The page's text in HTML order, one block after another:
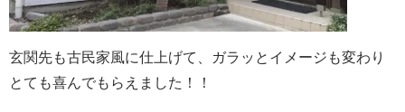
玄関先も古民家風に仕上げて、ガラッとイメージも変わり
とても喜んでもらえました！！